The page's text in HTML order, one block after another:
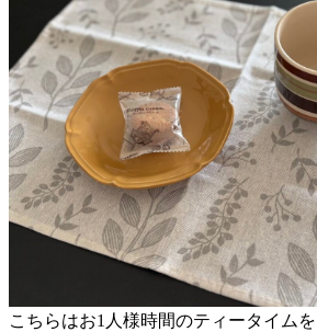
こちらはお1人様時間のティータイム